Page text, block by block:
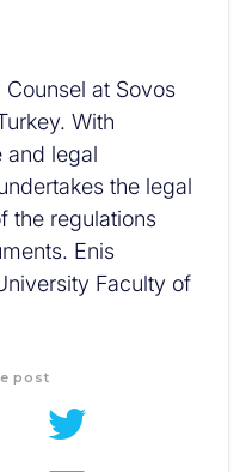
Counsel at Sovos
With
and legal
the legal
the regulations
Enis
Faculty of
post